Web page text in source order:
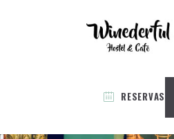
RESERVAS
WINEDERFUL
BAR /
SALA